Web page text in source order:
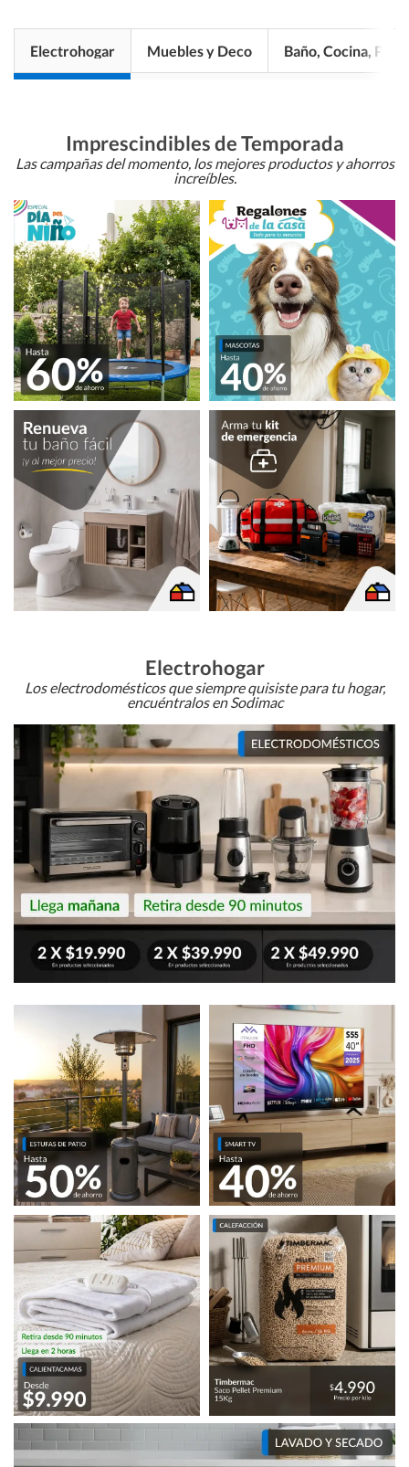
Electrohogar Muebles y Deco Baño, Cocina, Pisos
Imprescindibles de Temporada
Las campañas del momento, los mejores productos y ahorros
increíbles.
Electrohogar
Los electrodomésticos que siempre quisiste para tu hogar,
encuéntralos en Sodimac